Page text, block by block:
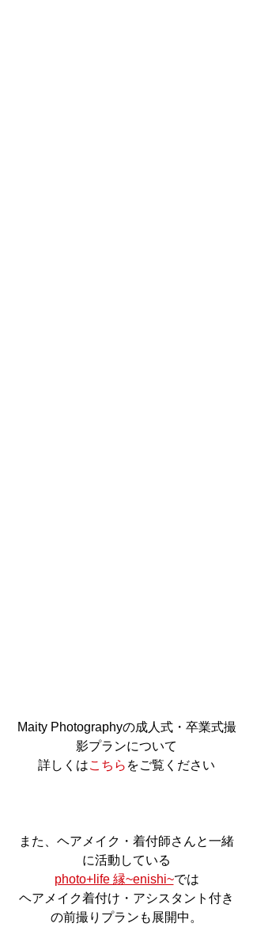
Maity Photographyの成人式・卒業式撮
影プランについて
詳しくはこちら をご覧ください
また、ヘアメイク・着付師さんと一緒
に活動している
photo+life 縁~enishi~では
ヘアメイク着付け・アシスタント付き
の前撮りプランも展開中。